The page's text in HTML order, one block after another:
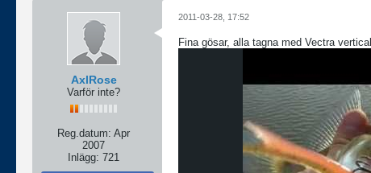
AxlRose
Varför inte?
Reg.datum: Apr
2007
Inlägg: 721
2011-03-28, 17:52
Fina gösar, alla tagna med Vectra vertical